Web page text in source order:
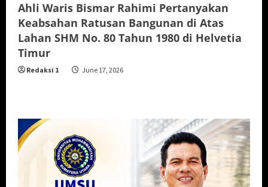
Ahli Waris Bismar Rahimi Pertanyakan
Keabsahan Ratusan Bangunan di Atas
Lahan SHM No. 80 Tahun 1980 di Helvetia
Timur
Redaksi 1 June 17, 2026